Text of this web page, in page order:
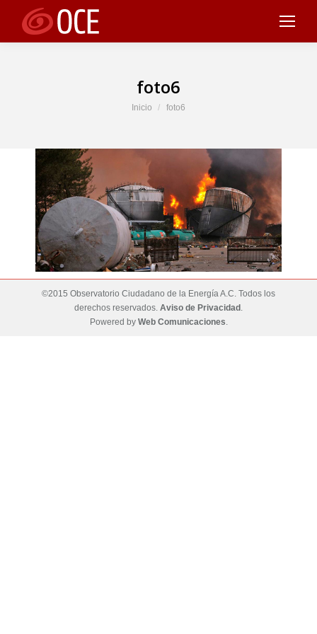
foto6
Estás aquí:
Inicio foto6
©2015 Observatorio Ciudadano de la Energía A.C. Todos los
derechos reservados. Aviso de Privacidad .
Powered by Web Comunicaciones.